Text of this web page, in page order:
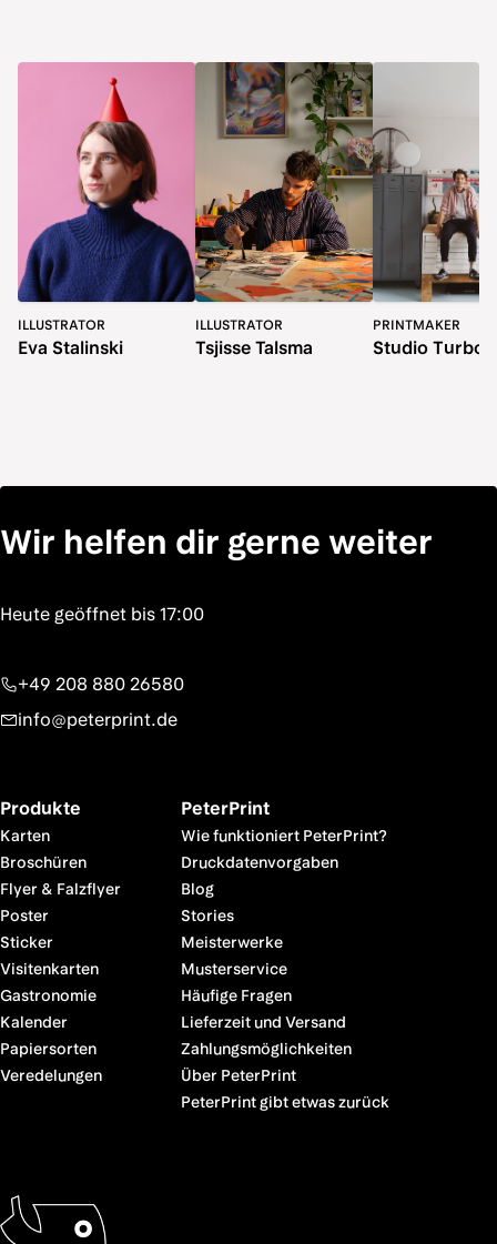
ILLUSTRATOR
Eva Stalinski
ILLUSTRATOR
Tsjisse Talsma
PRINTMAKER
Studio Turbo
Wir helfen dir gerne weiter
+49 208 880 26580
info@peterprint.de
Produkte
Karten
Broschüren
Flyer & Falzflyer
Poster
Sticker
Visitenkarten
Gastronomie
Kalender
Papiersorten
Veredelungen
PeterPrint
Wie funktioniert PeterPrint?
Druckdatenvorgaben
Blog
Stories
Meisterwerke
Musterservice
Häufige Fragen
Lieferzeit und Versand
Zahlungsmöglichkeiten
Über PeterPrint
PeterPrint gibt etwas zurück